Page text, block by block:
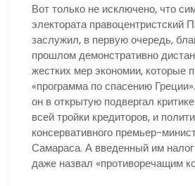
Вот только не исключено, что
электората правоцентристский
заслужил, в первую очередь,
прошлом демонстративно
жестких мер экономии, которые
«программа по спасению
он в открытую подвергал
всей тройки кредиторов, и
консервативного премьер-
Самараса. А введенный им
даже назвал «противоречащим